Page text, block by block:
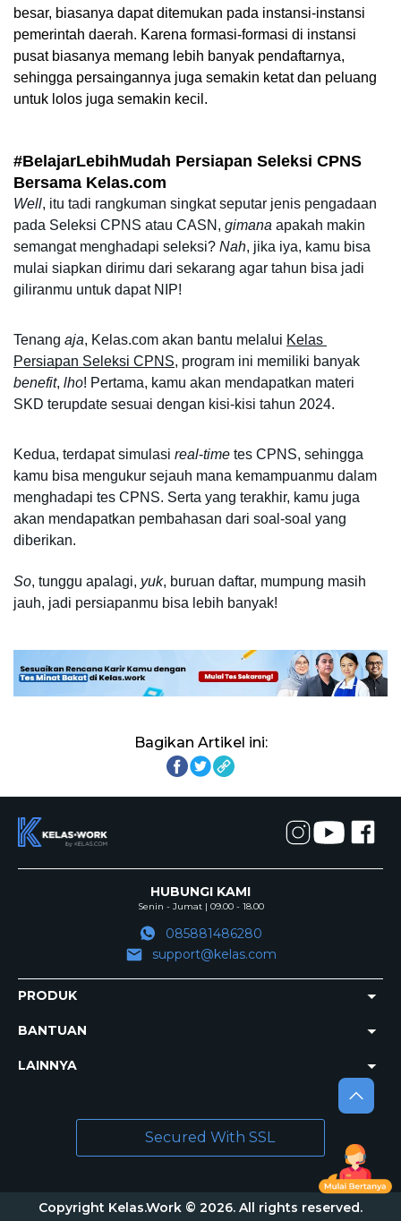
besar, biasanya dapat ditemukan pada instansi-instansi
pemerintah daerah. Karena formasi-formasi di instansi
pusat biasanya memang lebih banyak pendaftarnya,
sehingga persaingannya juga semakin ketat dan peluang
untuk lolos juga semakin kecil.
#BelajarLebihMudah Persiapan Seleksi CPNS
Bersama Kelas.com
Well, itu tadi rangkuman singkat seputar jenis pengadaan
pada Seleksi CPNS atau CASN, gimana apakah makin
semangat menghadapi seleksi? Nah, jika iya, kamu bisa
mulai siapkan dirimu dari sekarang agar tahun bisa jadi
giliranmu untuk dapat NIP!
Tenang aja, Kelas.com akan bantu melalui Kelas
Persiapan Seleksi CPNS
benefit, lho! Pertama, kamu akan mendapatkan materi
SKD terupdate sesuai dengan kisi-kisi tahun 2024.
Kedua, terdapat simulasi real-time tes CPNS, sehingga
kamu bisa mengukur sejauh mana kemampuanmu dalam
menghadapi tes CPNS. Serta yang terakhir, kamu juga
akan mendapatkan pembahasan dari soal-soal yang
diberikan.
So, tunggu apalagi, yuk, buruan daftar, mumpung masih
jauh, jadi persiapanmu bisa lebih banyak!
Bagikan Artikel ini:
HUBUNGI KAMI
Senin - Jumat | 09.00 - 18.00
085881486280
support@kelas.com
PRODUK
BANTUAN
LAINNYA
Secured With SSL
Copyright Kelas.Work © 2026. All rights reserved.